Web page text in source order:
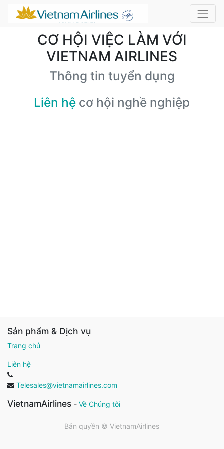
CƠ HỘI VIỆC LÀM VỚI
VIETNAM AIRLINES
Thông tin tuyển dụng
Liên hệ cơ hội nghề nghiệp
Sản phẩm & Dịch vụ
Trang chủ
Liên hệ
Telesales@vietnamairlines.com
VietnamAirlines - Về Chúng tôi
Bản quyền © VietnamAirlines